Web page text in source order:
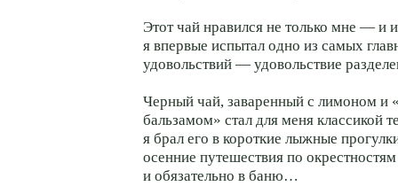
Этот чай нравился не только мне — и
я впервые испытал одно из самых
удовольствий — удовольствие
Черный чай, заваренный с лимоном и
бальзамом» стал для меня классикой
я брал его в короткие лыжные
осенние путешествия по
и обязательно в баню…